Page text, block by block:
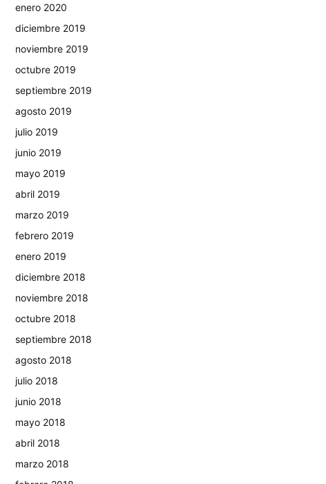
enero 2020
diciembre 2019
noviembre 2019
octubre 2019
septiembre 2019
agosto 2019
julio 2019
junio 2019
mayo 2019
abril 2019
marzo 2019
febrero 2019
enero 2019
diciembre 2018
noviembre 2018
octubre 2018
septiembre 2018
agosto 2018
julio 2018
junio 2018
mayo 2018
abril 2018
marzo 2018